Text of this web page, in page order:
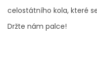
celostátního kola, které
Držte nám palce!